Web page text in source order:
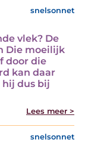
snelsonnet
vlek? De
Die moeilijk
door die
kan daar
hij dus bij
Lees meer >
snelsonnet